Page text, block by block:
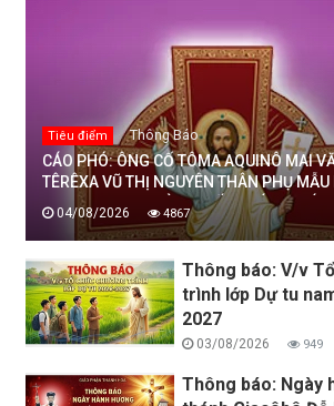
Tiêu điểm Thông Báo
CÁO PHÓ: ÔNG CỐ TÔMA AQUINÔ MAI
TÊRÊXA VŨ THỊ NGUYÊN THÂN PHỤ MẪU
MAI THỊ THỊNH, DÒNG MẾN THÁNH GIÁ
AN NGHỈ TRONG CHÚA, NGÀY 04/08/
04/08/2026 4867
Thông báo: V/v
trình lớp Dự tu
2027
03/08/2026 949
Thông báo: Ngày